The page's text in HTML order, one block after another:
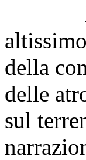
l'Iraq
della
delle
sul